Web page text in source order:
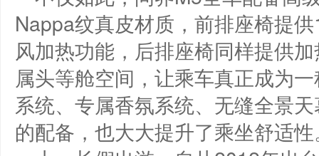
Nappa纹真皮材质，前排座椅提
风加热功能，后排座椅同样提供
属头等舱空间，让乘车真正成为
系统、专属香氛系统、无缝全景
的配备，也大大提升了乘坐舒适